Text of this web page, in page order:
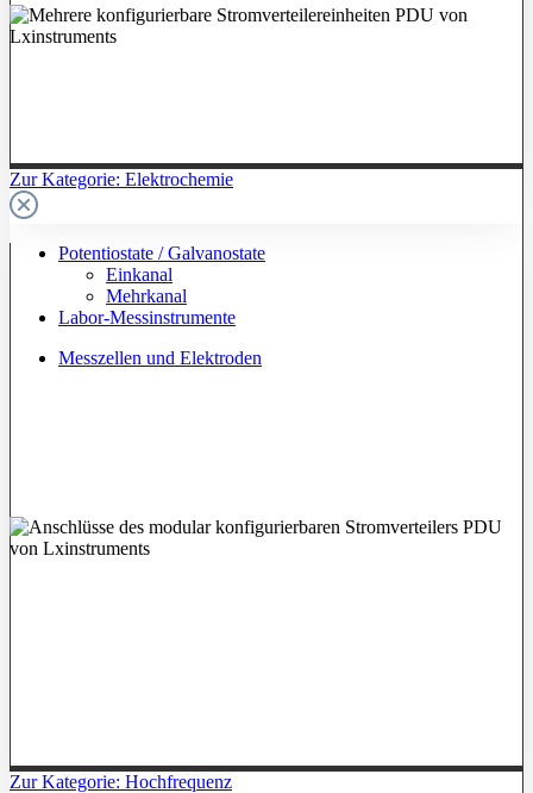
Zur Kategorie: Elektrochemie
Potentiostate / Galvanostate
Einkanal
Mehrkanal
Labor-Messinstrumente
Messzellen und Elektroden
Zur Kategorie: Hochfrequenz